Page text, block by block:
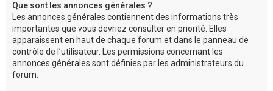
Que sont les annonces générales ?
Les annonces générales contiennent des informations très
importantes que vous devriez consulter en priorité. Elles
apparaissent en haut de chaque forum et dans le panneau de
contrôle de l’utilisateur. Les permissions concernant les
annonces générales sont définies par les administrateurs du
forum.